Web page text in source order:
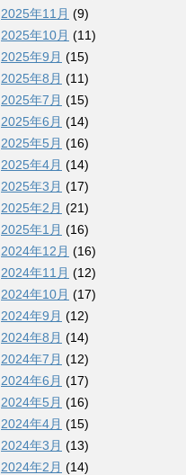
2025年11月 (9)
2025年10月 (11)
2025年9月 (15)
2025年8月 (11)
2025年7月 (15)
2025年6月 (14)
2025年5月 (16)
2025年4月 (14)
2025年3月 (17)
2025年2月 (21)
2025年1月 (16)
2024年12月 (16)
2024年11月 (12)
2024年10月 (17)
2024年9月 (12)
2024年8月 (14)
2024年7月 (12)
2024年6月 (17)
2024年5月 (16)
2024年4月 (15)
2024年3月 (13)
2024年2月 (14)